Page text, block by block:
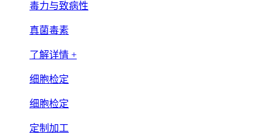
毒力与致病性
真菌毒素
了解详情 +
细胞检定
细胞检定
定制加工